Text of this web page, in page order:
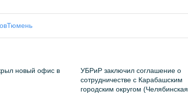
Тюмень
новый офис в
УБРиР заключил соглашение о
сотрудничестве с Карабашским
городским округом (Челябинская